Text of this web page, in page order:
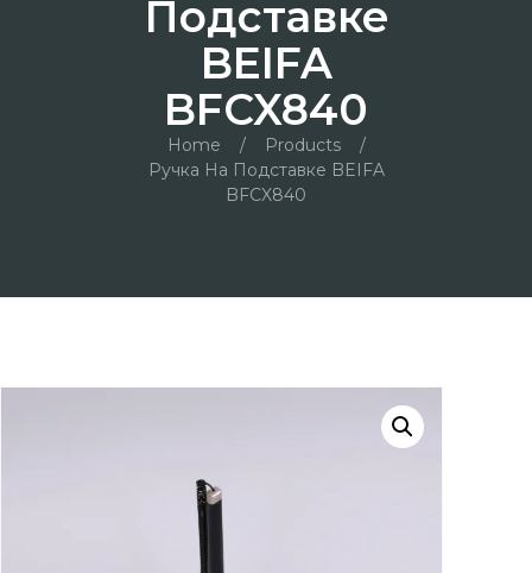
Подставке
BEIFA
BFCX840
Home / Products
/
Ручка На Подставке BEIFA
BFCX840